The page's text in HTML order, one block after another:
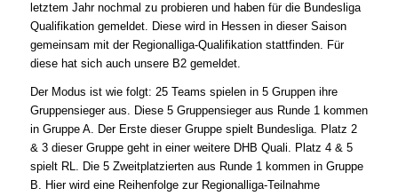
letztem Jahr nochmal zu probieren und haben für die Bundesliga
Qualifikation gemeldet. Diese wird in Hessen in dieser Saison
gemeinsam mit der Regionalliga-Qualifikation stattfinden. Für
diese hat sich auch unsere B2 gemeldet.
Der Modus ist wie folgt: 25 Teams spielen in 5 Gruppen ihre
Gruppensieger aus. Diese 5 Gruppensieger aus Runde 1 kommen
in Gruppe A. Der Erste dieser Gruppe spielt Bundesliga. Platz 2
& 3 dieser Gruppe geht in einer weitere DHB Quali. Platz 4 & 5
spielt RL. Die 5 Zweitplatzierten aus Runde 1 kommen in Gruppe
B. Hier wird eine Reihenfolge zur Regionalliga-Teilnahme